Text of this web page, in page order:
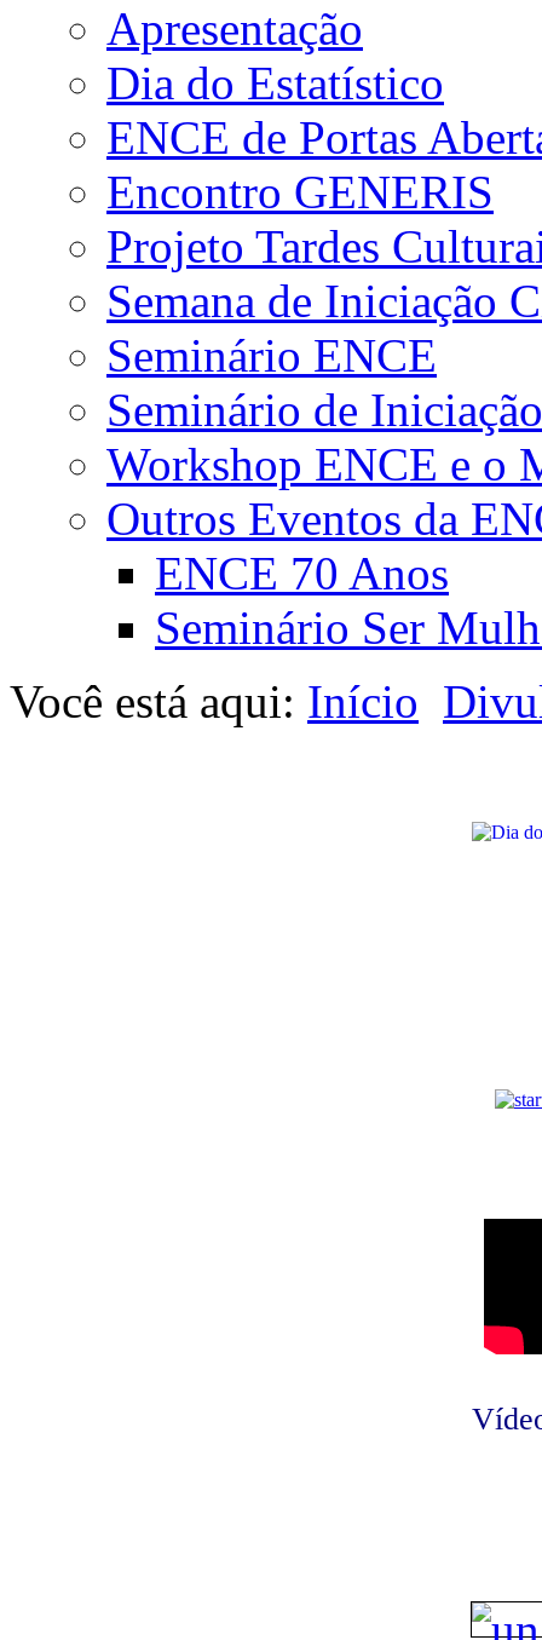
Apresentação
Dia do Estatístico
ENCE de Portas
Encontro GENERIS
Projeto Tardes
Semana de Iniciação
Seminário ENCE
Seminário de
Workshop ENCE e o
Outros Eventos da
ENCE 70 Anos
Seminário Ser
Você está aqui: Início